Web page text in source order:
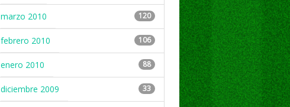
marzo 2010 120
febrero 2010 106
enero 2010 88
diciembre 2009 33